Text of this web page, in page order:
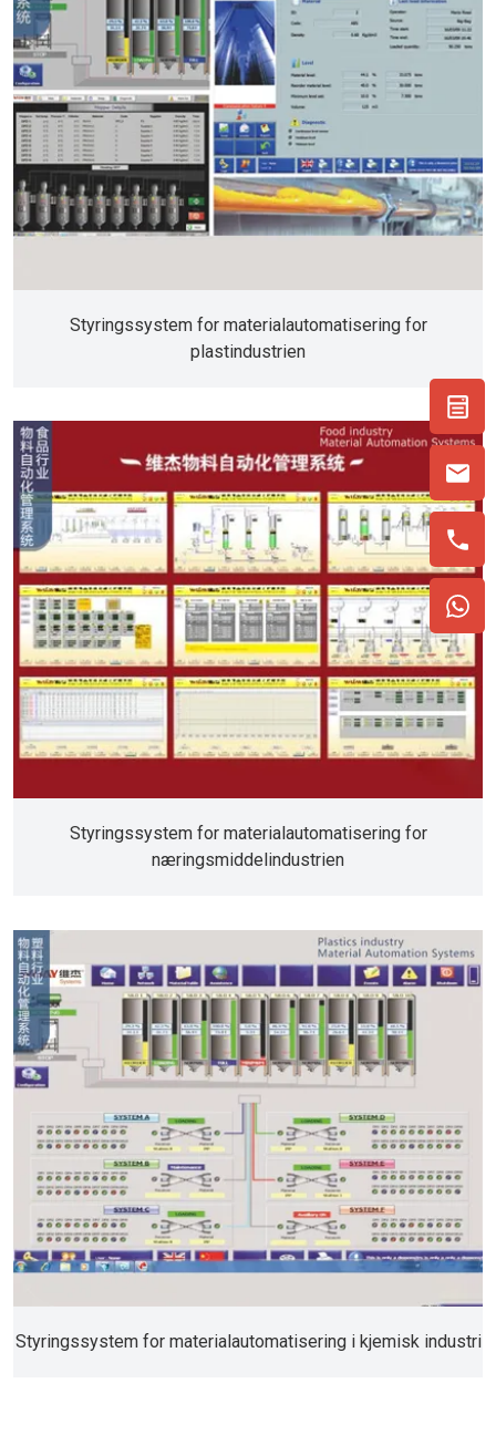
Styringssystem for materialautomatisering for
plastindustrien
Styringssystem for materialautomatisering for
næringsmiddelindustrien
Styringssystem for materialautomatisering i kjemisk industri